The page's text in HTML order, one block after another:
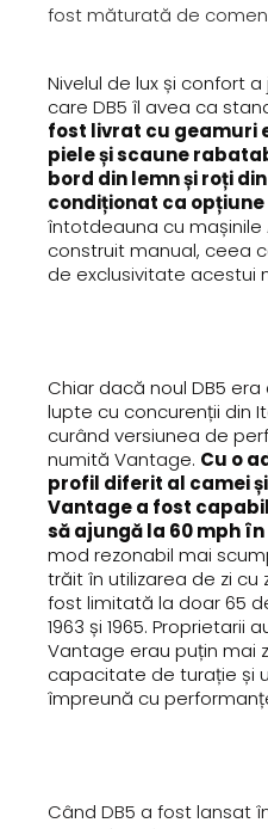
fost măturată de
Nivelul de lux și confort
care DB5 îl avea ca
fost livrat cu geamuri
piele și scaune
bord din lemn și roți
condiționat ca opțiune
întotdeauna cu mașinile
construit manual, ceea
de exclusivitate acestui
Chiar dacă noul DB5
lupte cu concurenții din
curând versiunea de
numită Vantage. Cu o
profil diferit al camei
Vantage a fost
să ajungă la 60 mph
mod rezonabil mai
trăit în utilizarea de zi cu
fost limitată la doar 65
1963 și 1965.
Vantage erau puțin mai
capacitate de turație și
împreună cu
Când DB5 a fost lansat